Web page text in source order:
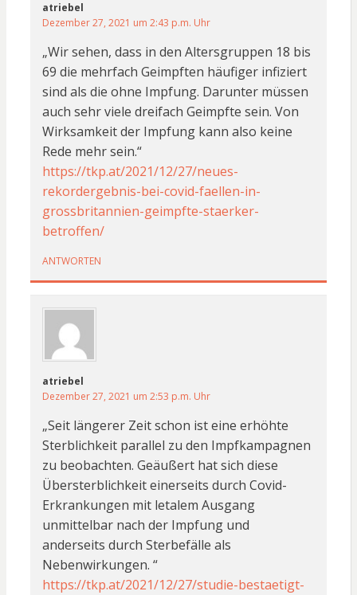
atriebel
Dezember 27, 2021 um 2:43 p.m. Uhr
„Wir sehen, dass in den Altersgruppen 18 bis
69 die mehrfach Geimpften häufiger infiziert
sind als die ohne Impfung. Darunter müssen
auch sehr viele dreifach Geimpfte sein. Von
Wirksamkeit der Impfung kann also keine
Rede mehr sein.“
https://tkp.at/2021/12/27/neues-
rekordergebnis-bei-covid-faellen-in-
grossbritannien-geimpfte-staerker-
betroffen/
ANTWORTEN
atriebel
Dezember 27, 2021 um 2:53 p.m. Uhr
„Seit längerer Zeit schon ist eine erhöhte
Sterblichkeit parallel zu den Impfkampagnen
zu beobachten. Geäußert hat sich diese
Übersterblichkeit einerseits durch Covid-
Erkrankungen mit letalem Ausgang
unmittelbar nach der Impfung und
anderseits durch Sterbefälle als
Nebenwirkungen. “
https://tkp.at/2021/12/27/studie-bestaetigt-